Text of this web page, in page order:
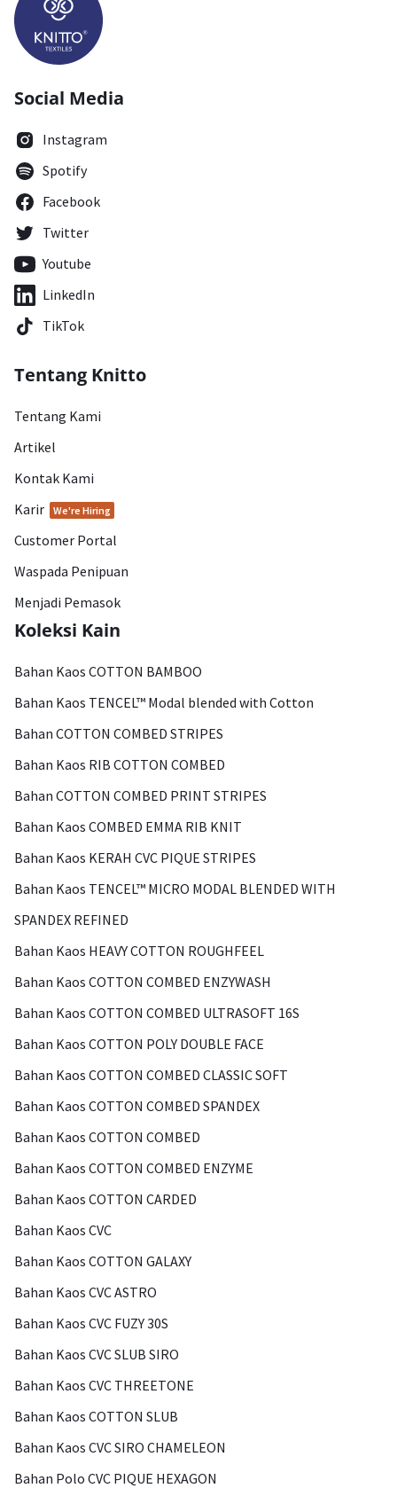
Social Media
Instagram
Spotify
Facebook
Twitter
Youtube
LinkedIn
TikTok
Tentang Knitto
Tentang Kami
Artikel
Kontak Kami
Karir
We're Hiring
Customer Portal
Waspada Penipuan
Menjadi Pemasok
Koleksi Kain
Bahan Kaos COTTON BAMBOO
Bahan Kaos TENCEL™ Modal blended with Cotton
Bahan COTTON COMBED STRIPES
Bahan Kaos RIB COTTON COMBED
Bahan COTTON COMBED PRINT STRIPES
Bahan Kaos COMBED EMMA RIB KNIT
Bahan Kaos KERAH CVC PIQUE STRIPES
Bahan Kaos TENCEL™ MICRO MODAL BLENDED WITH
SPANDEX REFINED
Bahan Kaos HEAVY COTTON ROUGHFEEL
Bahan Kaos COTTON COMBED ENZYWASH
Bahan Kaos COTTON COMBED ULTRASOFT 16S
Bahan Kaos COTTON POLY DOUBLE FACE
Bahan Kaos COTTON COMBED CLASSIC SOFT
Bahan Kaos COTTON COMBED SPANDEX
Bahan Kaos COTTON COMBED
Bahan Kaos COTTON COMBED ENZYME
Bahan Kaos COTTON CARDED
Bahan Kaos CVC
Bahan Kaos COTTON GALAXY
Bahan Kaos CVC ASTRO
Bahan Kaos CVC FUZY 30S
Bahan Kaos CVC SLUB SIRO
Bahan Kaos CVC THREETONE
Bahan Kaos COTTON SLUB
Bahan Kaos CVC SIRO CHAMELEON
Bahan Polo CVC PIQUE HEXAGON